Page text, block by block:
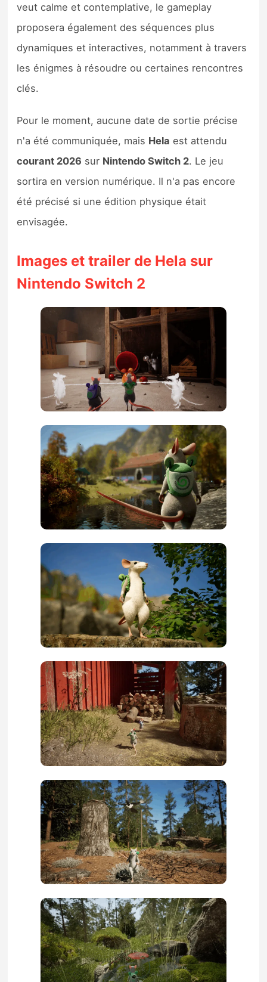
veut calme et contemplative, le gameplay
proposera également des séquences plus
dynamiques et interactives, notamment à travers
les énigmes à résoudre ou certaines rencontres
clés.
Pour le moment, aucune date de sortie précise
n'a été communiquée, mais Hela est attendu
courant 2026 sur Nintendo Switch 2. Le jeu
sortira en version numérique. Il n'a pas encore
été précisé si une édition physique était
envisagée.
Images et trailer de Hela sur
Nintendo Switch 2